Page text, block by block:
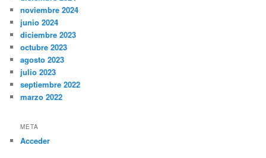
noviembre 2024
junio 2024
diciembre 2023
octubre 2023
agosto 2023
julio 2023
septiembre 2022
marzo 2022
META
Acceder